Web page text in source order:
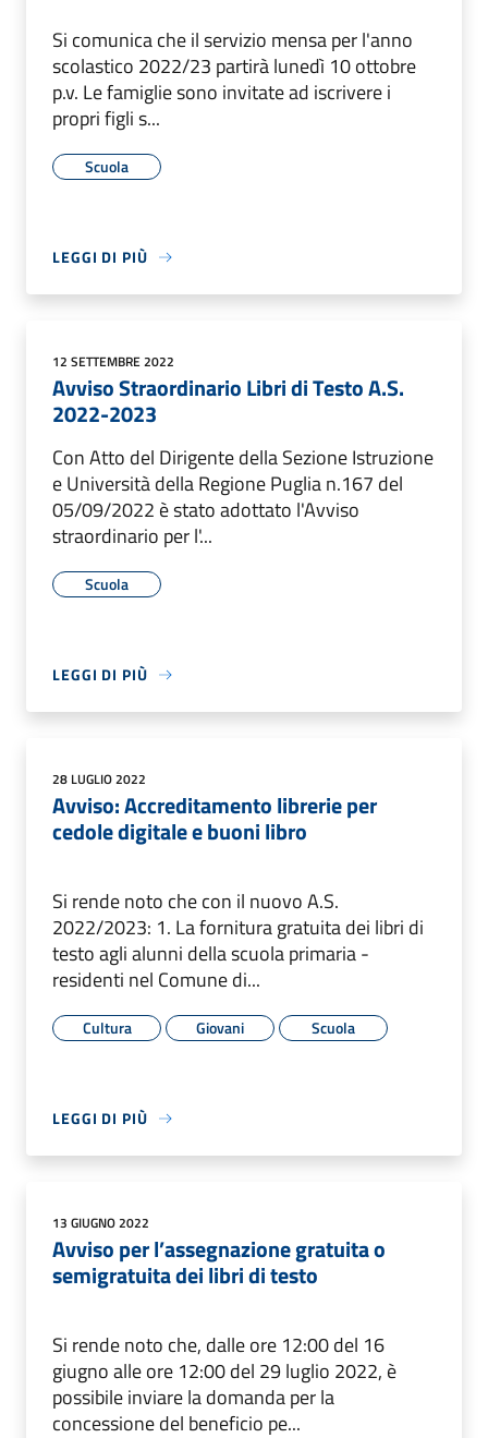
Si comunica che il servizio mensa per l'anno
scolastico 2022/23 partirà lunedì 10 ottobre
p.v. Le famiglie sono invitate ad iscrivere i
propri figli s...
Scuola
LEGGI DI PIÙ
12 SETTEMBRE 2022
Avviso Straordinario Libri di Testo A.S.
2022-2023
Con Atto del Dirigente della Sezione Istruzione
e Università della Regione Puglia n.167 del
05/09/2022 è stato adottato l'Avviso
straordinario per l'...
Scuola
LEGGI DI PIÙ
28 LUGLIO 2022
Avviso: Accreditamento librerie per
cedole digitale e buoni libro
Si rende noto che con il nuovo A.S.
2022/2023: 1. La fornitura gratuita dei libri di
testo agli alunni della scuola primaria -
residenti nel Comune di...
Cultura Giovani Scuola
LEGGI DI PIÙ
13 GIUGNO 2022
Avviso per l’assegnazione gratuita o
semigratuita dei libri di testo
Si rende noto che, dalle ore 12:00 del 16
giugno alle ore 12:00 del 29 luglio 2022, è
possibile inviare la domanda per la
concessione del beneficio pe...